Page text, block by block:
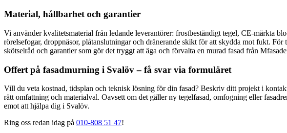
Material, hållbarhet och garantier
Vi använder kvalitetsmaterial från ledande leverantörer: frostbeständigt tegel, CE-märkta
rörelsefogar, droppnäsor, plåtanslutningar och dränerande skikt för att skydda mot fukt.
skötselråd och garantier som gör det tryggt att äga och förvalta en murad fasad från
Offert på fasadmurning i Svalöv – få svar via formuläret
Vill du veta kostnad, tidsplan och teknisk lösning för din fasad? Beskriv ditt projekt i
rätt omfattning och materialval. Oavsett om det gäller ny tegelfasad, omfogning eller
emot att hjälpa dig i Svalöv.
Ring oss redan idag på 010-808 51 47!